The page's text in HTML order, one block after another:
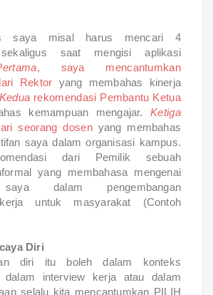
saya misal harus mencari 4
sekaligus saat mengisi aplikasi
, saya mencantumkan
Rektor yang membahas kinerja
Kedua rekomendasi Pembantu Ketua
kemampuan mengajar.Ketiga
seorang dosenyang membahas
saya dalam organisasi kampus.
dari Pemilik sebuah
yang membahasa mengenai
saya dalam pengembangan
untuk masyarakat (Contoh
Diri
diri itu boleh dalam konteks
dalam interview kerja atau dalam
selalu kita mencantumkan PILIH